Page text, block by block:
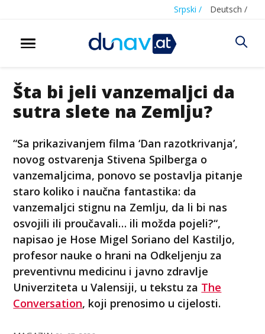
Srpski / Deutsch /
Šta bi jeli vanzemaljci da
sutra slete na Zemlju?
“Sa prikazivanjem filma ‘Dan razotkrivanja’,
novog ostvarenja Stivena Spilberga o
vanzemaljcima, ponovo se postavlja pitanje
staro koliko i naučna fantastika: da
vanzemaljci stignu na Zemlju, da li bi nas
osvojili ili proučavali… ili možda pojeli?“,
napisao je Hose Migel Soriano del Kastiljo,
profesor nauke o hrani na Odkeljenju za
preventivnu medicinu i javno zdravlje
Univerziteta u Valensiji, u tekstu za The
Conversation, koji prenosimo u cijelosti.